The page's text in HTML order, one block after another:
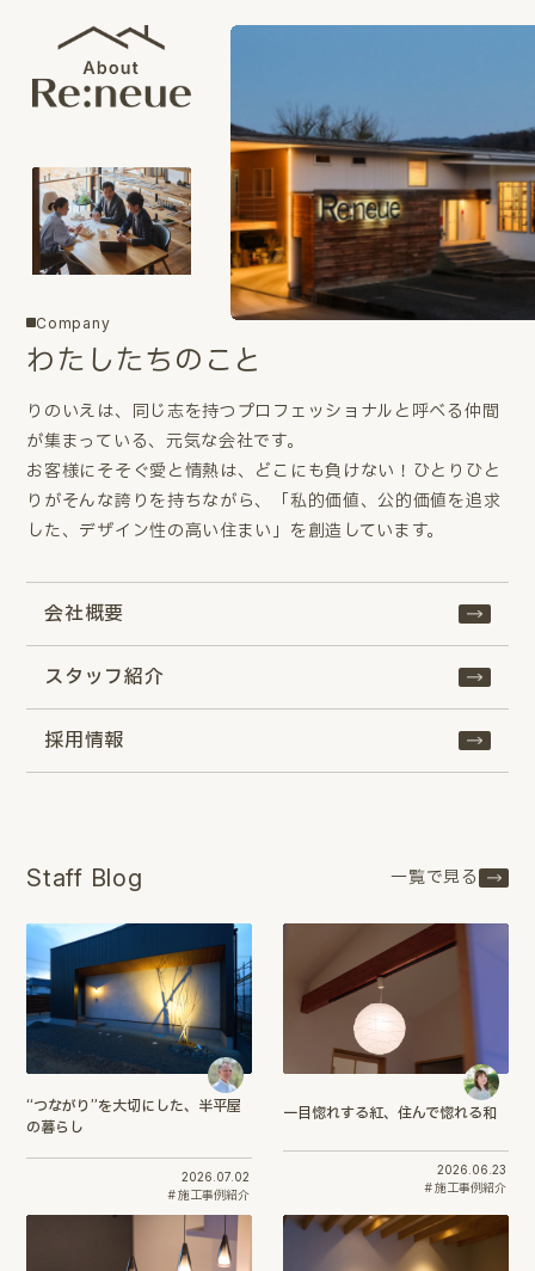
Company
わたしたちのこと
りのいえは、同じ志を持つプロフェッショナルと呼べる仲間
が集まっている、元気な会社です。
お客様にそそぐ愛と情熱は、どこにも負けない！ひとりひと
りがそんな誇りを持ちながら、「私的価値、公的価値を追求
した、デザイン性の高い住まい」を創造しています。
会社概要
スタッフ紹介
採用情報
Staff Blog 一覧で見る
“つながり”を大切にした、半平屋
の暮らし
2026.07.02
施工事例紹介
一目惚れする紅、住んで惚れる和
2026.06.23
施工事例紹介